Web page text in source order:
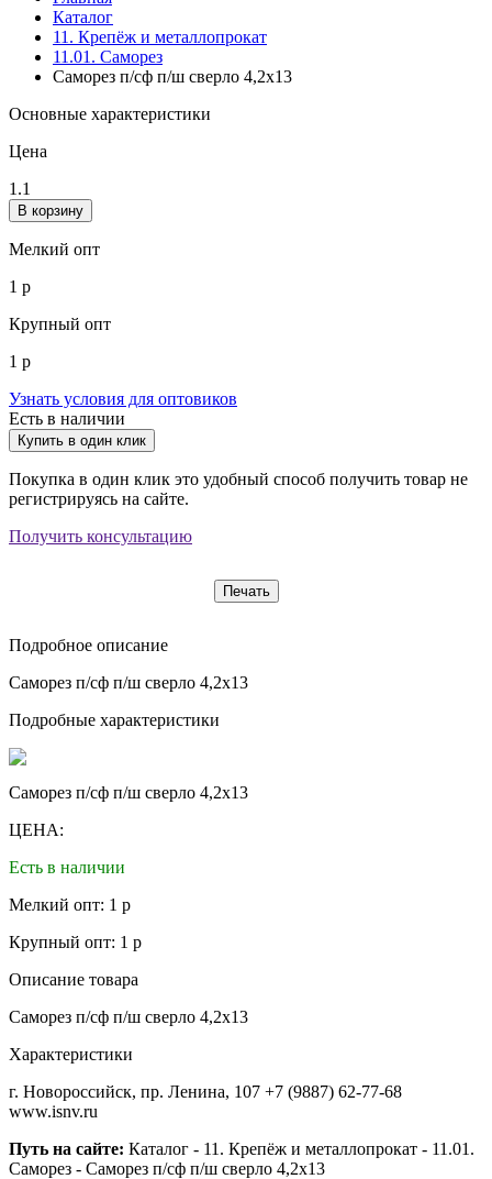
Каталог
11. Крепёж и металлопрокат
11.01. Саморез
Саморез п/сф п/ш сверло 4,2х13
Основные характеристики
Цена
1.1
В корзину
Мелкий опт
1 р
Крупный опт
1 р
Узнать условия для оптовиков
Есть в наличии
Купить в один клик
Покупка в один клик это удобный способ получить товар не
регистрируясь на сайте.
Получить консультацию
Печать
Подробное описание
Саморез п/сф п/ш сверло 4,2х13
Подробные характеристики
Саморез п/сф п/ш сверло 4,2х13
ЦЕНА:
Есть в наличии
Мелкий опт: 1 р
Крупный опт: 1 р
Описание товара
Саморез п/сф п/ш сверло 4,2х13
Характеристики
г. Новороссийск, пр. Ленина, 107 +7 (9887) 62-77-68
www.isnv.ru
Путь на сайте: Каталог - 11. Крепёж и металлопрокат - 11.01.
Саморез - Саморез п/сф п/ш сверло 4,2х13